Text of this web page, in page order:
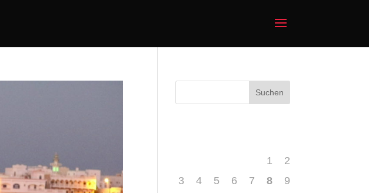
1
2
3
4 5 6 7 8
9